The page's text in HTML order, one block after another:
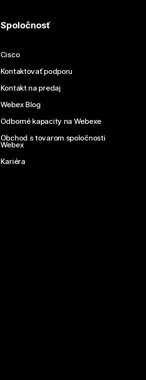
Spoločnosť
Cisco
Kontaktovať podporu
Kontakt na predaj
Webex Blog
Odborné kapacity na Webexe
Obchod s tovarom spoločnosti
Webex
Kariéra